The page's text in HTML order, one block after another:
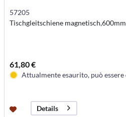
57205
Tischgleitschiene
61,80 €
Attualmente esaurito, può
Details